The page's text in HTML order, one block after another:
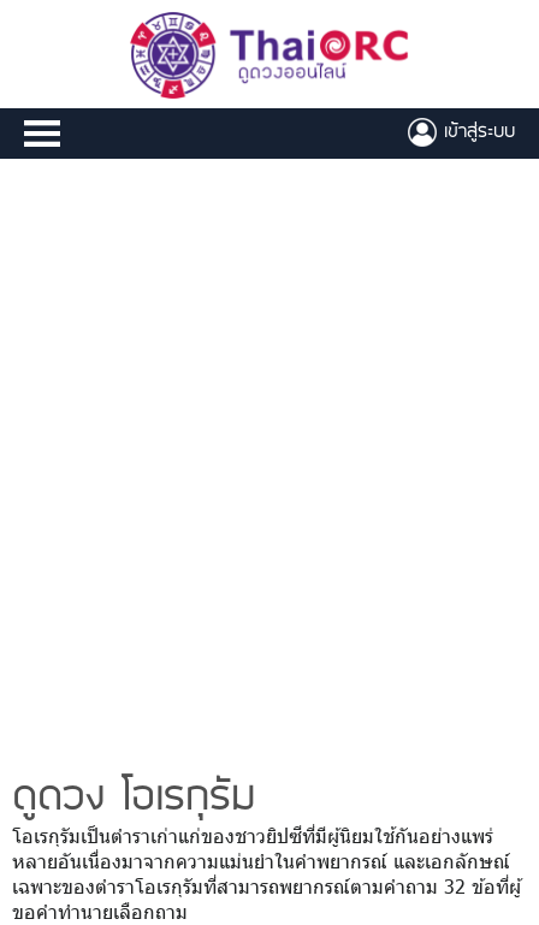
เข้าสู่ระบบ
ดูดวง โอเรกุรัม
โอเรกุรัมเป็นตำราเก่าแก่ของชาวยิปซีที่มีผู้นิยมใช้กันอย่างแพร่
หลายอันเนื่องมาจากความแม่นยำในคำพยากรณ์ และเอกลักษณ์
เฉพาะของตำราโอเรกุรัมที่สามารถพยากรณ์ตามคำถาม 32 ข้อที่ผู้
ขอคำทำนายเลือกถาม